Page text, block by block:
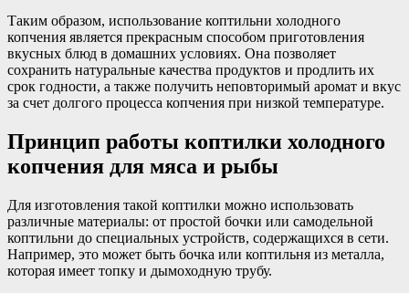
Таким образом, использование коптильни холодного
копчения является прекрасным способом приготовления
вкусных блюд в домашних условиях. Она позволяет
сохранить натуральные качества продуктов и продлить их
срок годности, а также получить неповторимый аромат и вкус
за счет долгого процесса копчения при низкой температуре.
Принцип работы коптилки холодного
копчения для мяса и рыбы
Для изготовления такой коптилки можно использовать
различные материалы: от простой бочки или самодельной
коптильни до специальных устройств, содержащихся в сети.
Например, это может быть бочка или коптильня из металла,
которая имеет топку и дымоходную трубу.